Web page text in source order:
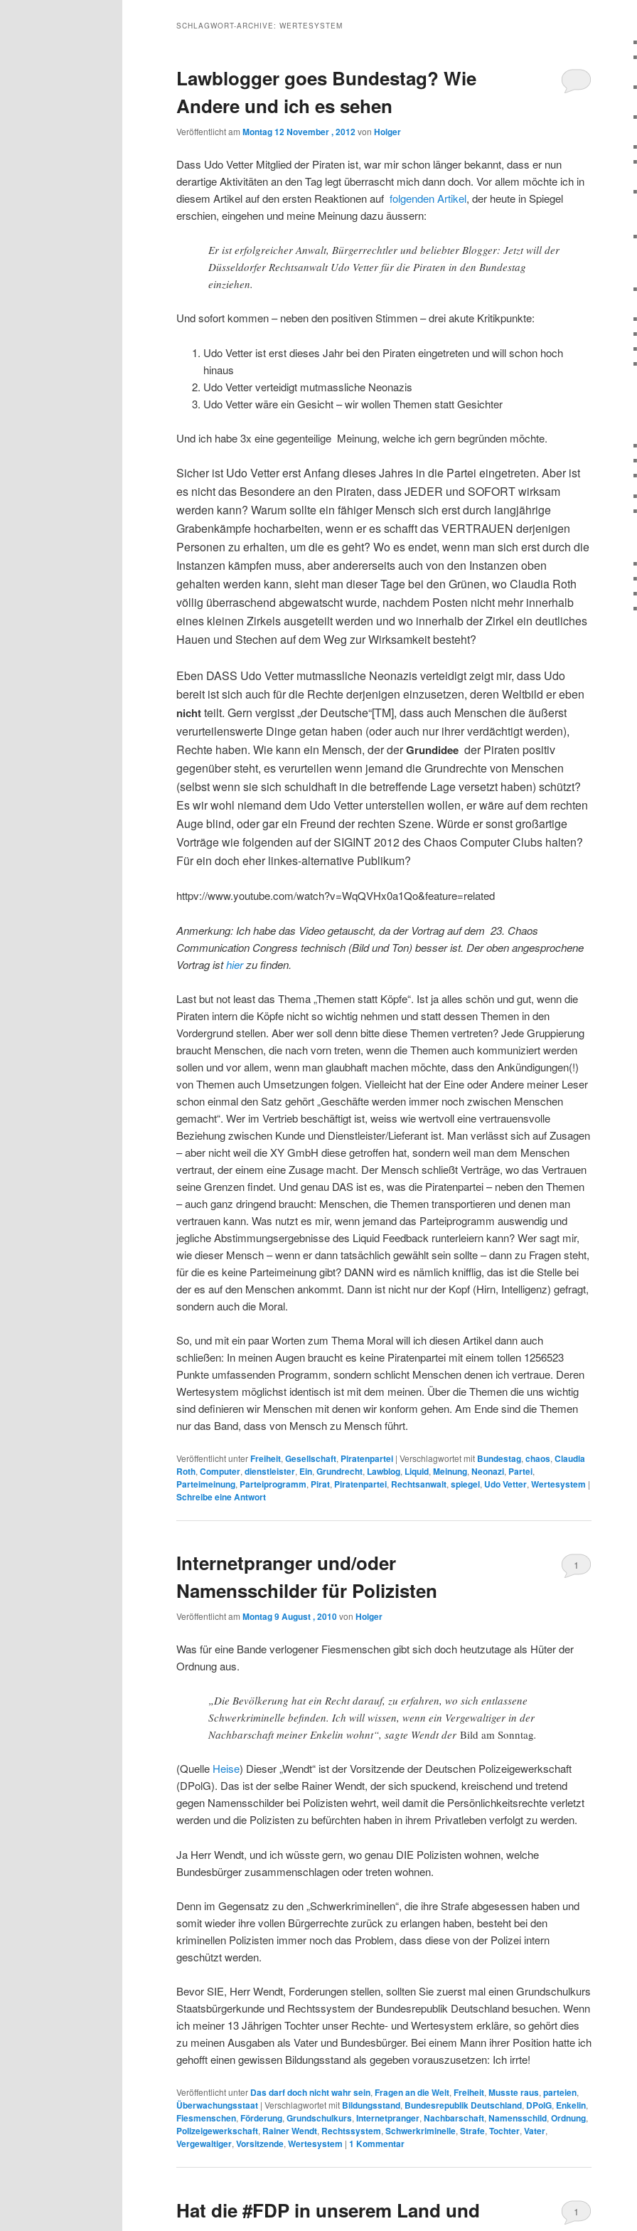
wechseln
SCHLAGWORT-ARCHIVE: WERTESYSTEM
Lawblogger goes Bundestag? Wie
Andere und ich es sehen
Veröffentlicht am Montag 12 November , 2012von Holger
Dass Udo Vetter Mitglied der Piraten ist, war mir schon länger bekannt, dass er nun
derartige Aktivitäten an den Tag legt überrascht mich dann doch. Vor allem möchte ich in
diesem Artikel auf den ersten Reaktionen auf folgenden Artikel, der heute in Spiegel
erschien, eingehen und meine Meinung dazu äussern:
Er ist erfolgreicher Anwalt, Bürgerrechtler und beliebter Blogger: Jetzt will der
Düsseldorfer Rechtsanwalt Udo Vetter für die Piraten in den Bundestag
einziehen.
Und sofort kommen – neben den positiven Stimmen – drei akute Kritikpunkte:
Udo Vetter ist erst dieses Jahr bei den Piraten eingetreten und will schon hoch
hinaus
Udo Vetter verteidigt mutmassliche Neonazis
Udo Vetter wäre ein Gesicht – wir wollen Themen statt Gesichter
Und ich habe 3x eine gegenteilige Meinung, welche ich gern begründen möchte.
Sicher ist Udo Vetter erst Anfang dieses Jahres in die Partei eingetreten. Aber ist
es nicht das Besondere an den Piraten, dass JEDER und SOFORT wirksam
werden kann? Warum sollte ein fähiger Mensch sich erst durch langjährige
Grabenkämpfe hocharbeiten, wenn er es schafft das VERTRAUEN derjenigen
Personen zu erhalten, um die es geht? Wo es endet, wenn man sich erst durch die
Instanzen kämpfen muss, aber andererseits auch von den Instanzen oben
gehalten werden kann, sieht man dieser Tage bei den Grünen, wo Claudia Roth
völlig überraschend abgewatscht wurde, nachdem Posten nicht mehr innerhalb
eines kleinen Zirkels ausgeteilt werden und wo innerhalb der Zirkel ein deutliches
Hauen und Stechen auf dem Weg zur Wirksamkeit besteht?
Eben DASS Udo Vetter mutmassliche Neonazis verteidigt zeigt mir, dass Udo
bereit ist sich auch für die Rechte derjenigen einzusetzen, deren Weltbild er eben
nichtteilt. Gern vergisst „der Deutsche“[TM], dass auch Menschen die äußerst
verurteilenswerte Dinge getan haben (oder auch nur ihrer verdächtigt werden),
Rechte haben. Wie kann ein Mensch, der derGrundidee der Piraten positiv
gegenüber steht, es verurteilen wenn jemand die Grundrechte von Menschen
(selbst wenn sie sich schuldhaft in die betreffende Lage versetzt haben) schützt?
Es wir wohl niemand dem Udo Vetter unterstellen wollen, er wäre auf dem rechten
Auge blind, oder gar ein Freund der rechten Szene. Würde er sonst großartige
Vorträge wie folgenden auf der SIGINT 2012 des Chaos Computer Clubs halten?
Für ein doch eher linkes-alternative Publikum?
httpv://www.youtube.com/watch?v=WqQVHx0a1Qo&feature=related
Anmerkung: Ich habe das Video getauscht, da der Vortrag auf dem 23. Chaos
Communication Congress technisch (Bild und Ton) besser ist. Der oben angesprochene
Vortrag isthierzu finden.
Last but not least das Thema „Themen statt Köpfe“. Ist ja alles schön und gut, wenn die
Piraten intern die Köpfe nicht so wichtig nehmen und statt dessen Themen in den
Vordergrund stellen. Aber wer soll denn bitte diese Themen vertreten? Jede Gruppierung
braucht Menschen, die nach vorn treten, wenn die Themen auch kommuniziert werden
sollen und vor allem, wenn man glaubhaft machen möchte, dass den Ankündigungen(!)
von Themen auch Umsetzungen folgen. Vielleicht hat der Eine oder Andere meiner Leser
schon einmal den Satz gehört „Geschäfte werden immer noch zwischen Menschen
gemacht“. Wer im Vertrieb beschäftigt ist, weiss wie wertvoll eine vertrauensvolle
Beziehung zwischen Kunde und Dienstleister/Lieferant ist. Man verlässt sich auf Zusagen
– aber nicht weil die XY GmbH diese getroffen hat, sondern weil man dem Menschen
vertraut, der einem eine Zusage macht. Der Mensch schließt Verträge, wo das Vertrauen
seine Grenzen findet. Und genau DAS ist es, was die Piratenpartei – neben den Themen
– auch ganz dringend braucht: Menschen, die Themen transportieren und denen man
vertrauen kann. Was nutzt es mir, wenn jemand das Parteiprogramm auswendig und
jegliche Abstimmungsergebnisse des Liquid Feedback runterleiern kann? Wer sagt mir,
wie dieser Mensch – wenn er dann tatsächlich gewählt sein sollte – dann zu Fragen steht,
für die es keine Parteimeinung gibt? DANN wird es nämlich knifflig, das ist die Stelle bei
der es auf den Menschen ankommt. Dann ist nicht nur der Kopf (Hirn, Intelligenz) gefragt,
sondern auch die Moral.
So, und mit ein paar Worten zum Thema Moral will ich diesen Artikel dann auch
schließen: In meinen Augen braucht es keine Piratenpartei mit einem tollen 1256523
Punkte umfassenden Programm, sondern schlicht Menschen denen ich vertraue. Deren
Wertesystem möglichst identisch ist mit dem meinen. Über die Themen die uns wichtig
sind definieren wir Menschen mit denen wir konform gehen. Am Ende sind die Themen
nur das Band, dass von Mensch zu Mensch führt.
Veröffentlicht unterFreiheit, Gesellschaft, Piratenpartei | Verschlagwortet mit Bundestag, chaos, Claudia
Roth, Computer, dienstleister, Ein, Grundrecht, Lawblog, Liquid, Meinung, Neonazi, Partei,
Parteimeinung, Parteiprogramm, Pirat, Piratenpartei, Rechtsanwalt, spiegel, Udo Vetter, Wertesystem |
Schreibe eine Antwort
Internetpranger und/oder
Namensschilder für Polizisten
Veröffentlicht am Montag 9 August , 2010von Holger
1
Was für eine Bande verlogener Fiesmenschen gibt sich doch heutzutage als Hüter der
Ordnung aus.
„Die Bevölkerung hat ein Recht darauf, zu erfahren, wo sich entlassene
Schwerkriminelle befinden. Ich will wissen, wenn ein Vergewaltiger in der
Nachbarschaft meiner Enkelin wohnt“, sagte Wendt der Bild am Sonntag.
(Quelle Heise) Dieser „Wendt“ ist der Vorsitzende der Deutschen Polizeigewerkschaft
(DPolG). Das ist der selbe Rainer Wendt, der sich spuckend, kreischend und tretend
gegen Namensschilder bei Polizisten wehrt, weil damit die Persönlichkeitsrechte verletzt
werden und die Polizisten zu befürchten haben in ihrem Privatleben verfolgt zu werden.
Ja Herr Wendt, und ich wüsste gern, wo genau DIE Polizisten wohnen, welche
Bundesbürger zusammenschlagen oder treten wohnen.
Denn im Gegensatz zu den „Schwerkriminellen“, die ihre Strafe abgesessen haben und
somit wieder ihre vollen Bürgerrechte zurück zu erlangen haben, besteht bei den
kriminellen Polizisten immer noch das Problem, dass diese von der Polizei intern
geschützt werden.
Bevor SIE, Herr Wendt, Forderungen stellen, sollten Sie zuerst mal einen Grundschulkurs
Staatsbürgerkunde und Rechtssystem der Bundesrepublik Deutschland besuchen. Wenn
ich meiner 13 Jährigen Tochter unser Rechte- und Wertesystem erkläre, so gehört dies
zu meinen Ausgaben als Vater und Bundesbürger. Bei einem Mann ihrer Position hatte ich
gehofft einen gewissen Bildungsstand als gegeben vorauszusetzen: Ich irrte!
Veröffentlicht unter Das darf doch nicht wahr sein, Fragen an die Welt, Freiheit, Musste raus, parteien,
Überwachungsstaat | Verschlagwortet mit Bildungsstand, Bundesrepublik Deutschland, DPolG, Enkelin,
Fiesmenschen, Förderung, Grundschulkurs, Internetpranger, Nachbarschaft, Namensschild, Ordnung,
Polizeigewerkschaft, Rainer Wendt, Rechtssystem, Schwerkriminelle, Strafe, Tochter, Vater,
Vergewaltiger, Vorsitzende, Wertesystem | 1 Kommentar
Hat die #FDP in unserem Land und
1